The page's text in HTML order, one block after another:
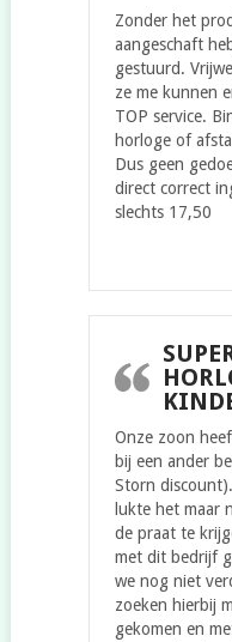
Zonder het
aangeschaft
gestuurd.
ze me kunnen
TOP service.
horloge of
Dus geen
direct correct
slechts 17,50
Onze zoon
bij een ander
Storn
lukte het maar
de praat te
met dit bedrijf
we nog niet
zoeken hierbij
gekomen en